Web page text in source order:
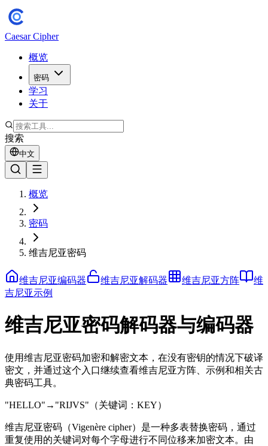
Caesar Cipher
概览
密码
学习
关于
搜索
中文
概览
密码
维吉尼亚密码
维吉尼亚编码器 维吉尼亚解码器 维吉尼亚方阵
维
吉尼亚示例
维吉尼亚密码解码器与编码器
使用维吉尼亚密码加密和解密文本，在没有密钥的情况下破译
密文，并通过这个入口继续查看维吉尼亚方阵、示例和相关古
典密码工具。
"HELLO" → "RIJVS" （关键词：KEY）
维吉尼亚密码（Vigenère cipher）是一种多表替换密码，通过
重复使用的关键词对每个字母进行不同位移来加密文本。由